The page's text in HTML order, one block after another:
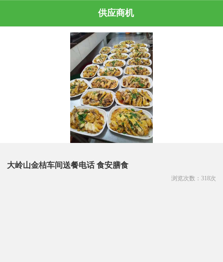
供应商机
大岭山金桔车间送餐电话 食安膳食
浏览次数： 318次